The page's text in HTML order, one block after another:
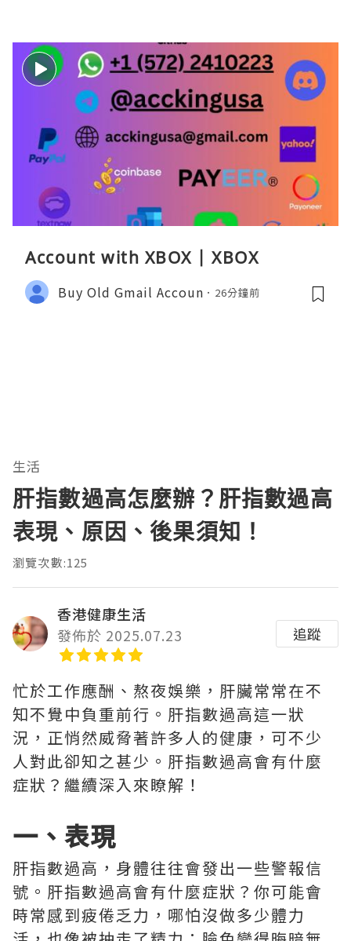
Account with XBOX | XBOX
Buy Old Gmail Accoun 26分鐘前
生活
肝指數過高怎麼辦？肝指數過高
表現、原因、後果須知！
瀏覽次數:125
香港健康生活
發佈於 2025.07.23
追蹤
忙於工作應酬、熬夜娛樂，肝臟常常在不
知不覺中負重前行。肝指數過高這一狀
況，正悄然威脅著許多人的健康，可不少
人對此卻知之甚少。肝指數過高會有什麼
症狀？繼續深入來瞭解！
一、表現
肝指數過高，身體往往會發出一些警報信
號。肝指數過高會有什麼症狀？你可能會
時常感到疲倦乏力，哪怕沒做多少體力